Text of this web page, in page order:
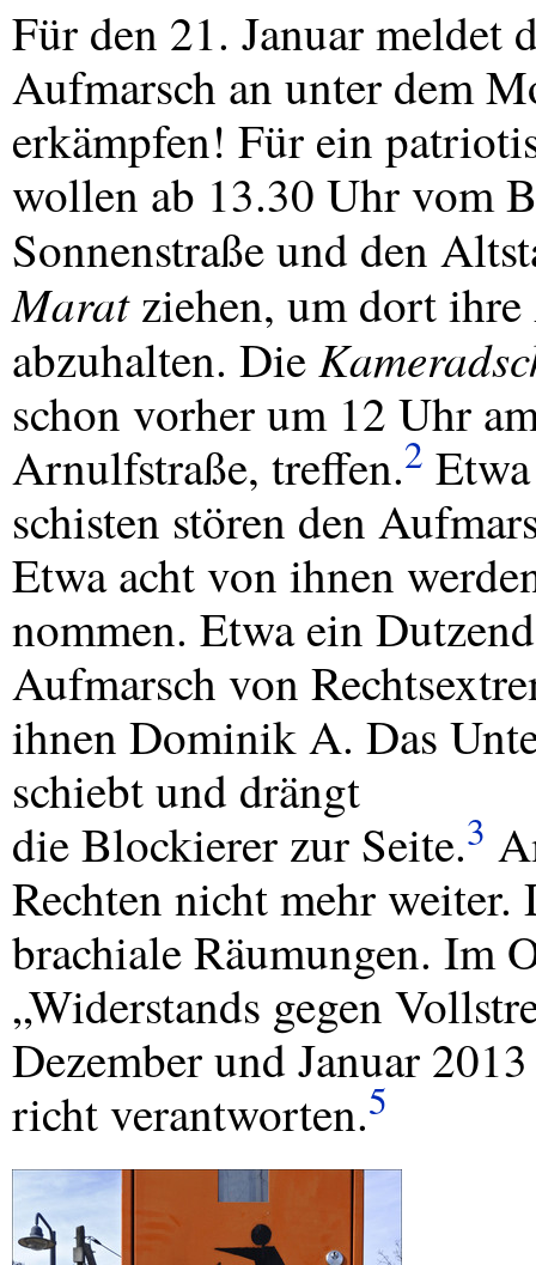
Für den 21. Januar meldet
Aufmarsch an unter dem
erkämpfen! Für ein
wollen ab 13.30 Uhr vom
Sonnenstraße und den
Maratziehen, um dort ihre
abzuhalten. Die
schon vorher um 12 Uhr
Arnulfstraße, treffen.2
schisten stören den
Etwa acht von ihnen
nommen. Etwa ein
Aufmarsch von
ihnen Dominik A. Das
schiebt und drängt
die Blockierer zur Seite.3
Rechten nicht mehr
brachiale Räumungen. Im
„Widerstands gegen
Dezember und Januar
richt verantworten.5